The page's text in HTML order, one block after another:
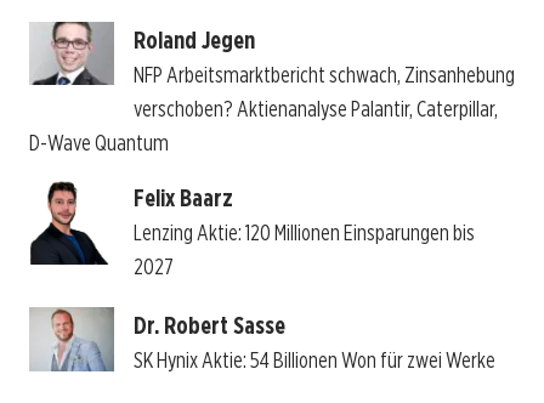
Roland Jegen
NFP Arbeitsmarktbericht schwach, Zinsanhebung
verschoben? Aktienanalyse Palantir, Caterpillar,
D-Wave Quantum
Felix Baarz
Lenzing Aktie: 120 Millionen Einsparungen bis
2027
Dr. Robert Sasse
SK Hynix Aktie: 54 Billionen Won für zwei Werke